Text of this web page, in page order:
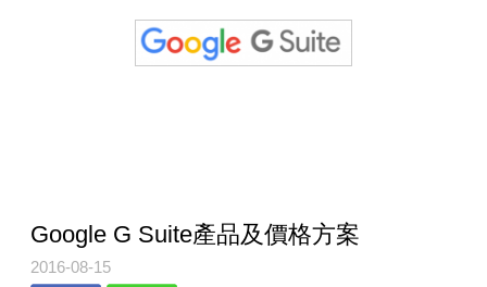
Google G Suite產品及價格方案
2016-08-15